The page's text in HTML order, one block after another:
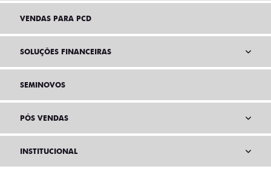
VENDAS PARA PCD
SOLUÇÕES FINANCEIRAS
SEMINOVOS
PÓS VENDAS
INSTITUCIONAL